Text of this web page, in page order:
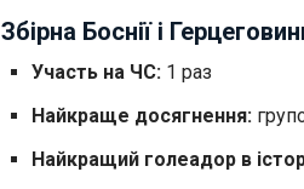
Збірна Боснії і
Участь на ЧС: 1 раз
Найкраще досягнення:
Найкращий голеадор в